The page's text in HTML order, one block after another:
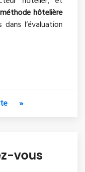
méthode hôtelière
l’évaluation
»
vous